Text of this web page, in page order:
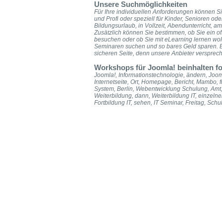
Unsere Suchmöglichkeiten
Für Ihre individuellen Anforderungen können
und Profi oder speziell für Kinder, Senioren
Bildungsurlaub, in Vollzeit, Abendunterricht,
Zusätzlich können Sie bestimmen, ob Sie ein
besuchen oder ob Sie mit eLearning lernen
Seminaren suchen und so bares Geld sparen.
sicheren Seite, denn unsere Anbieter
Workshops für Joomla! beinhalten
Joomla!, Informationstechnologie, ändern,
Internetseite, Ort, Homepage, Bericht,
System, Berlin, Webentwicklung Schulung,
Weiterbildung, dann, Weiterbildung IT,
Fortbildung IT, sehen, IT Seminar, Freitag,